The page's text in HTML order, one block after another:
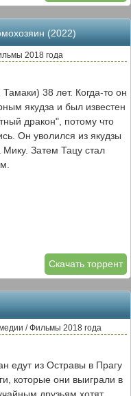
(2022)
2018 года
38 лет. Когда-то он
якудза и был известен
дракон", потому что
Он уволился из якудзы
Затем Тацу стал
Скачать торрент
/ Фильмы 2018 года
едут из Остравы в Прагу
которые они выиграли в